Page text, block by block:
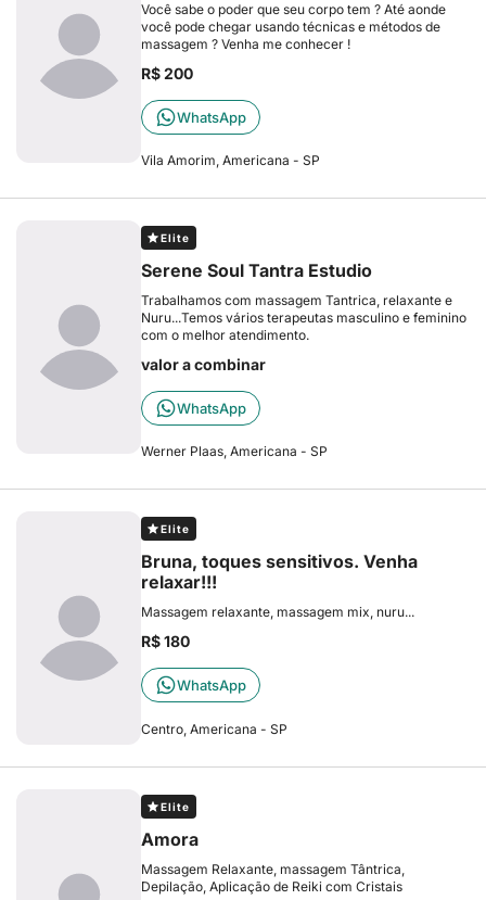
Você sabe o poder que seu corpo tem ? Até aonde
você pode chegar usando técnicas e métodos de
massagem ? Venha me conhecer !
R$ 200
WhatsApp
Vila Amorim, Americana - SP
Elite
Serene Soul Tantra Estudio
Trabalhamos com massagem Tantrica, relaxante e
Nuru...Temos vários terapeutas masculino e feminino
com o melhor atendimento.
valor a combinar
WhatsApp
Werner Plaas, Americana - SP
Elite
Bruna, toques sensitivos. Venha
relaxar!!!
Massagem relaxante, massagem mix, nuru...
R$ 180
WhatsApp
Centro, Americana - SP
Elite
Amora
Massagem Relaxante, massagem Tântrica,
Depilação, Aplicação de Reiki com Cristais